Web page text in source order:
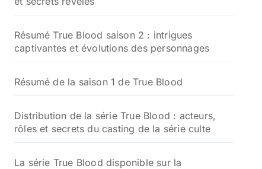
Résumé True Blood saison 2 : intrigues
captivantes et évolutions des personnages
Résumé de la saison 1 de True Blood
Distribution de la série True Blood : acteurs,
rôles et secrets du casting de la série culte
La série True Blood disponible sur la